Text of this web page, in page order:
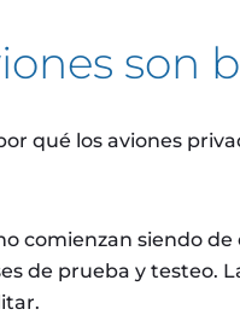
son
qué los aviones
comienzan siendo de
de prueba y testeo.